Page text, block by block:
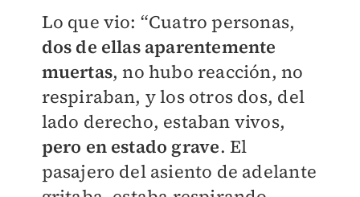
Lo que vio: “Cuatro personas,
dos de ellas aparentemente
muertas, no hubo reacción, no
respiraban, y los otros dos, del
lado derecho, estaban vivos,
pero en estado grave. El
pasajero del asiento de adelante